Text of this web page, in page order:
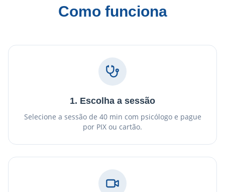
Como funciona
1. Escolha a sessão
Selecione a sessão de 40 min com psicólogo e pague
por PIX ou cartão.